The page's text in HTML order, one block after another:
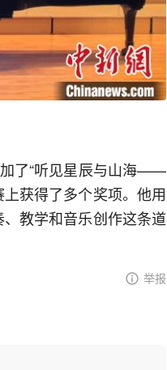
了“听见星辰与山海——
获得了多个奖项。他用
教学和音乐创作这条道
举报